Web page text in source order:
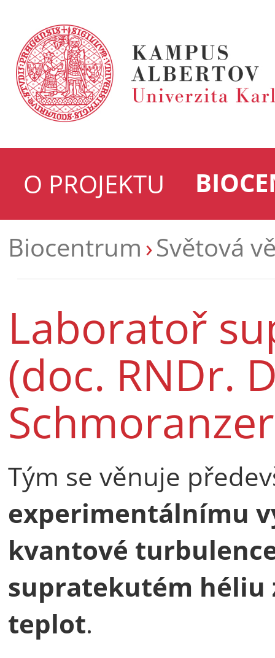
O PROJEKTU
Biocentrum Světová
Laboratoř
(doc. RNDr.
Tým se věnuje
experimentálnímu
kvantové
supratekutém héliu
teplot.